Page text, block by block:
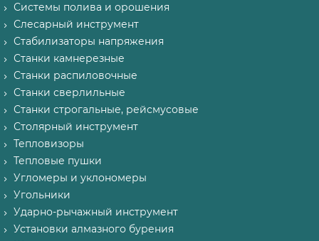
Системы полива и орошения
Слесарный инструмент
Стабилизаторы напряжения
Станки камнерезные
Станки распиловочные
Станки сверлильные
Станки строгальные, рейсмусовые
Столярный инструмент
Тепловизоры
Тепловые пушки
Угломеры и уклономеры
Угольники
Ударно-рычажный инструмент
Установки алмазного бурения